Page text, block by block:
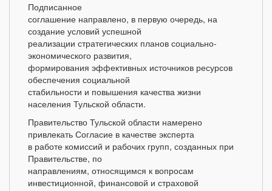
Подписанное
соглашение направлено, в первую очередь, на
создание условий успешной
реализации стратегических планов социально-
экономического развития,
формирования эффективных источников ресурсов
обеспечения социальной
стабильности и повышения качества жизни
населения Тульской области.
Правительство Тульской области намерено
привлекать Согласие в качестве эксперта
в работе комиссий и рабочих групп, созданных при
Правительстве, по
направлениям, относящимся к вопросам
инвестиционной, финансовой и страховой